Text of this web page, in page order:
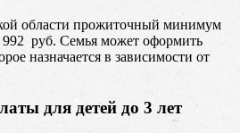
области прожиточный минимум
992 руб. Семья может оформить
назначается в зависимости от
для детей до 3 лет